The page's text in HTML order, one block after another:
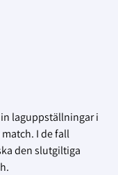
laguppställningar i
I de fall
den slutgiltiga